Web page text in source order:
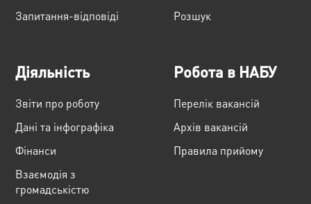
Запитання-відповіді
Розшук
Діяльність
Звіти про роботу
Дані та інфографіка
Фінанси
Взаємодія з
громадськістю
Робота в НАБУ
Перелік вакансій
Архів вакансій
Правила прийому